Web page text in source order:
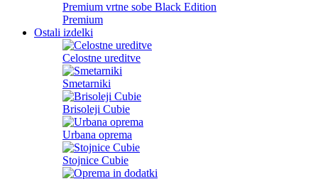
Premium vrtne sobe Black Edition
Premium
Ostali izdelki
Celostne ureditve
Smetarniki
Brisoleji Cubie
Urbana oprema
Stojnice Cubie